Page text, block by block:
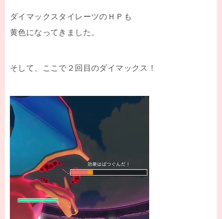
ダイマックスタイレーツのＨＰも
黄色になってきました。
そして、ここで２回目のダイマックス！